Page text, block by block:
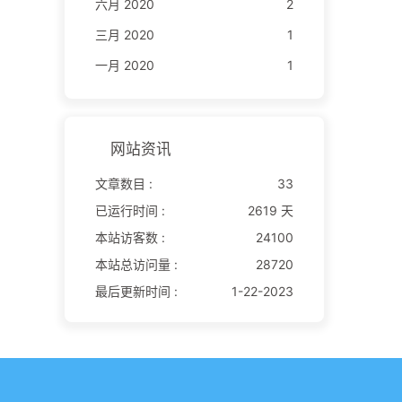
六月 2020
2
三月 2020
1
一月 2020
1
网站资讯
文章数目 :
33
已运行时间 :
2619 天
本站访客数 :
24100
本站总访问量 :
28720
最后更新时间 :
1-22-2023